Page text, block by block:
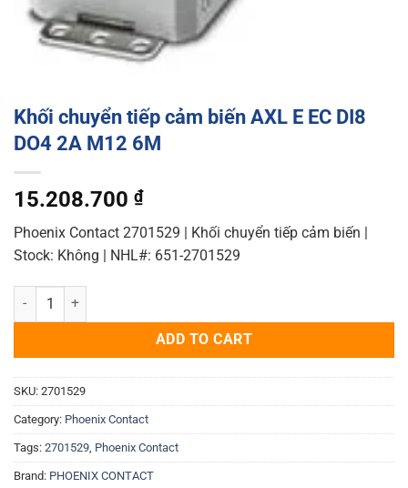
Khối chuyển tiếp cảm biến AXL E EC DI8
DO4 2A M12 6M
15.208.700 ₫
Phoenix Contact 2701529 | Khối chuyển tiếp cảm biến |
Stock: Không | NHL#: 651-2701529
Khối chuyển tiếp cảm biến AXL E EC DI8 DO4 2A M12 6M quantity
ADD TO CART
SKU: 2701529
Category: Phoenix Contact
Tags: 2701529 Phoenix Contact
Brand: PHOENIX CONTACT